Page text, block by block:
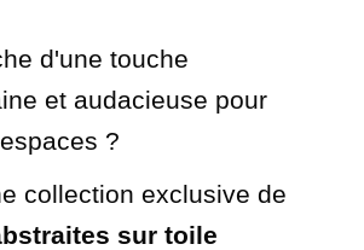
d'une touche
et audacieuse pour
?
collection exclusive de
sur toile